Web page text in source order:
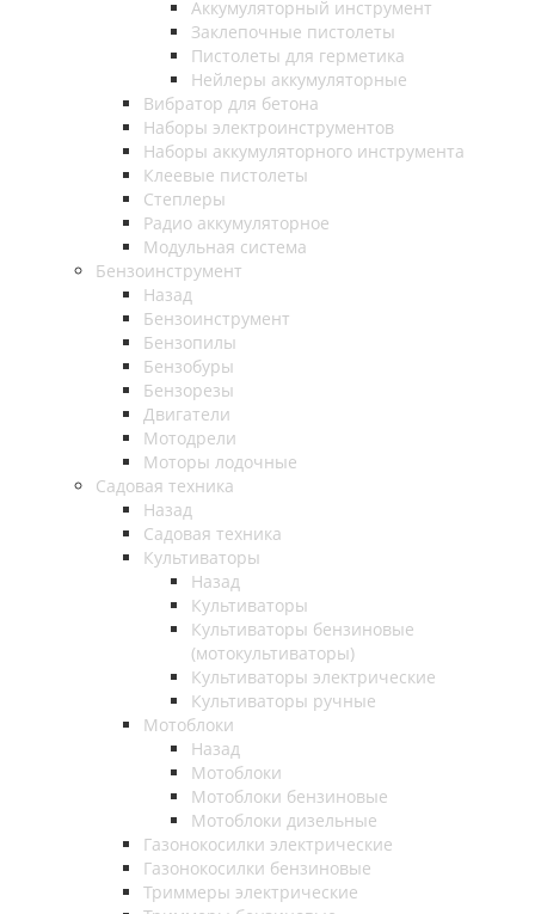
Аккумуляторный инструмент
Заклепочные пистолеты
Пистолеты для герметика
Нейлеры аккумуляторные
Вибратор для бетона
Наборы электроинструментов
Наборы аккумуляторного инструмента
Клеевые пистолеты
Степлеры
Радио аккумуляторное
Модульная система
Бензоинструмент
Назад
Бензоинструмент
Бензопилы
Бензобуры
Бензорезы
Двигатели
Мотодрели
Моторы лодочные
Садовая техника
Назад
Садовая техника
Культиваторы
Назад
Культиваторы
Культиваторы бензиновые
(мотокультиваторы)
Культиваторы электрические
Культиваторы ручные
Мотоблоки
Назад
Мотоблоки
Мотоблоки бензиновые
Мотоблоки дизельные
Газонокосилки электрические
Газонокосилки бензиновые
Триммеры электрические